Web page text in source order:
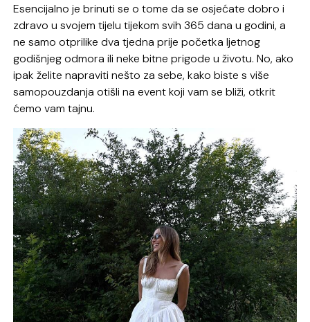
Esencijalno je brinuti se o tome da se osjećate dobro i
zdravo u svojem tijelu tijekom svih 365 dana u godini, a
ne samo otprilike dva tjedna prije početka ljetnog
godišnjeg odmora ili neke bitne prigode u životu. No, ako
ipak želite napraviti nešto za sebe, kako biste s više
samopouzdanja otišli na event koji vam se bliži, otkrit
ćemo vam tajnu.